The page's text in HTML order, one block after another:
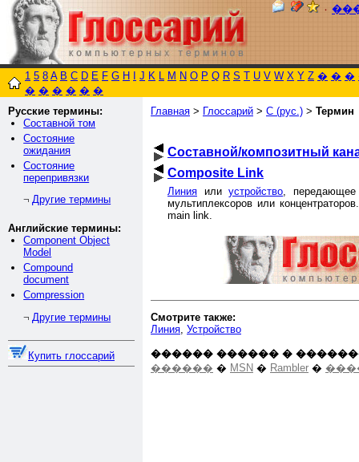
٠
1 5 8 A B C D E F G H J K L M N O P Q R S T U V W X Y Z � � �
� � � � � �
Русские термины:
Составной том
Состояние
ожидания
Состояние
перепривязки
¬ Другие термины
Английские термины:
Component Object
Model
Compound
document
Compression
¬ Другие термины
Купить глоссарий
Главная > Глоссарий > С (рус.) > Термин
Составной/композитный
Composite Link
Линия илиустройство, передающее
мультиплексоров или
main link.
Смотрите также:
Линия Устройство
������ ������ �
������ � MSN � Rambler �